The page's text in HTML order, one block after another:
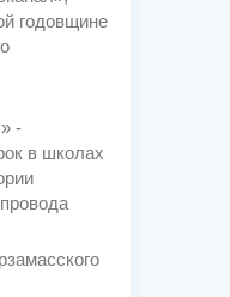
годовщине
-
в школах